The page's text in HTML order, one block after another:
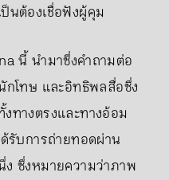
นต้องเชื่อฟังผู้คุม
นี้ นำมาซึ่งคำถามต่อ
กโทษ และอิทธิพลสื่อซึ่ง
ทางตรงและทางอ้อม
รับการถ่ายทอดผ่าน
ซึ่งหมายความว่าภาพ